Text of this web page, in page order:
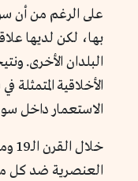
على الرغم من أن
بها، لكن لديها
البلدان الأخرى.
الأخلاقية المتمثلة
الاستعمار داخل
العنصرية ضد كل